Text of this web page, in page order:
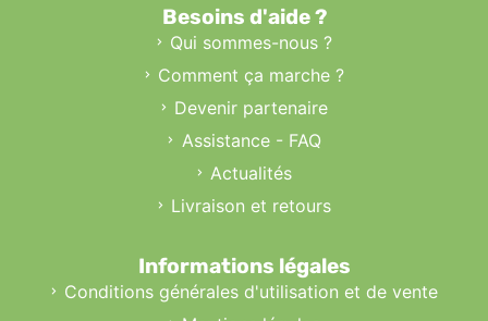
Besoins d'aide ?
Qui sommes-nous ?
Comment ça marche ?
Devenir partenaire
Assistance - FAQ
Actualités
Livraison et retours
Informations légales
Conditions générales d'utilisation et de vente